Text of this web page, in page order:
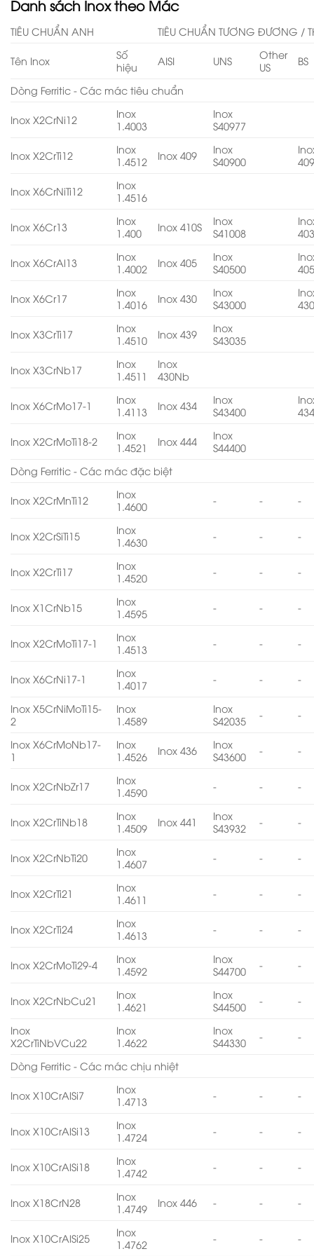
Danh sách Inox theo Mác
TIÊU CHUẨN ANH TIÊU CHUẨN TƯƠNG ĐƯƠNG /
Tên Inox
Số
hiệu
AISI UNS
Other
US
BS
Dòng Ferritic - Các mác tiêu chuẩn
Inox X2CrNi12
Inox
1.4003
Inox
S40977
Inox X2CrTi12
Inox
1.4512
Inox 409
Inox
S40900
Inox X6CrNiTi12
Inox
1.4516
Inox X6Cr13
Inox
1.400
Inox 410S
Inox
S41008
Inox X6CrAl13
Inox
1.4002
Inox 405
Inox
S40500
Inox X6Cr17
Inox
1.4016
Inox 430
Inox
S43000
Inox X3CrTi17
Inox
1.4510
Inox 439
Inox
S43035
Inox X3CrNb17
Inox
1.4511
Inox
430Nb
Inox X6CrMo17-1
Inox
1.4113
Inox 434
Inox
S43400
Inox X2CrMoTi18-2
Inox
1.4521
Inox 444
Inox
S44400
Dòng Ferritic - Các mác đặc biệt
Inox X2CrMnTi12
Inox
1.4600
- - -
Inox X2CrSiTi15
Inox
1.4630
- - -
Inox X2CrTi17
Inox
1.4520
- - -
Inox X1CrNb15
Inox
1.4595
- - -
Inox X2CrMoTi17-1
Inox
1.4513
- - -
Inox X6CrNi17-1
Inox
1.4017
- - -
Inox X5CrNiMoTi15-
2
Inox
1.4589
Inox
S42035
- -
Inox X6CrMoNb17-
1
Inox
1.4526
Inox 436
Inox
S43600
- -
Inox X2CrNbZr17
Inox
1.4590
- - -
Inox X2CrTiNb18
Inox
1.4509
Inox 441
Inox
S43932
- -
Inox X2CrNbTi20
Inox
1.4607
- - -
Inox X2CrTi21
Inox
1.4611
- - -
Inox X2CrTi24
Inox
1.4613
- - -
Inox X2CrMoTi29-4
Inox
1.4592
Inox
S44700
- -
Inox X2CrNbCu21
Inox
1.4621
Inox
S44500
- -
Inox
X2CrTiNbVCu22
Inox
1.4622
Inox
S44330
- -
Dòng Ferritic - Các mác chịu nhiệt
Inox X10CrAlSi7
Inox
1.4713
- - -
Inox X10CrAlSi13
Inox
1.4724
- - -
Inox X10CrAlSi18
Inox
1.4742
- - -
Inox X18CrN28
Inox
1.4749
Inox 446 - - -
Inox X10CrAlSi25
Inox
1.4762
- - -